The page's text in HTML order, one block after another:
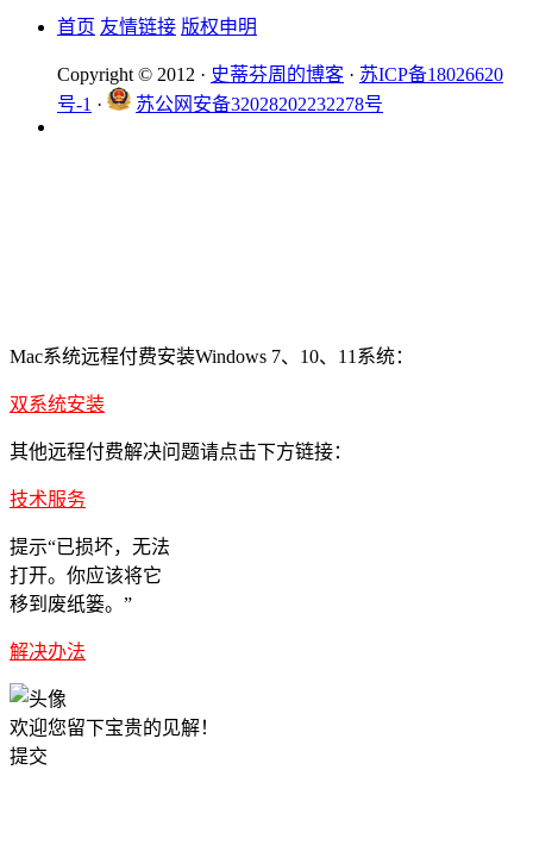
首页 友情链接 版权申明
Copyright © 2012 · 史蒂芬周的博客 · 苏ICP备18026620
号-1 · 苏公网安备32028202232278号
Mac系统远程付费安装Windows 7、10、11系统：
双系统安装
其他远程付费解决问题请点击下方链接：
技术服务
提示“已损坏，无法
打开。你应该将它
移到废纸篓。”
解决办法
欢迎您留下宝贵的见解！
提交